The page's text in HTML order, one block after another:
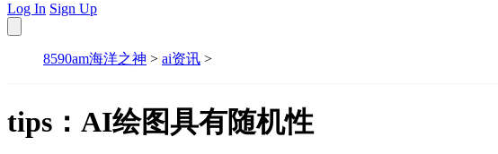
Log In Sign Up
8590am海洋之神 > ai资讯 >
tips：AI绘图具有随机性